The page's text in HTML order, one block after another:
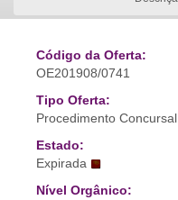
Código da Oferta:
OE201908/0741
Tipo Oferta:
Procedimento
Estado:
Expirada
Nível Orgânico: